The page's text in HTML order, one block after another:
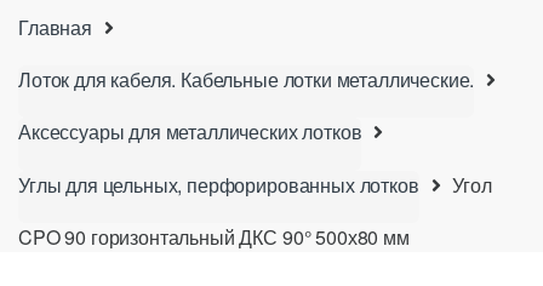
Главная
Лоток для кабеля. Кабельные лотки металлические.
Аксессуары для металлических лотков
Углы для цельных, перфорированных лотков
Угол
CPO 90 горизонтальный ДКС 90° 500х80 мм